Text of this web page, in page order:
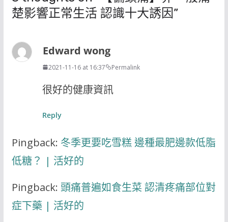
楚影響正常生活 認識十大誘因”
Edward wong
2021-11-16 at 16:37 Permalink
很好的健康資訊
Reply
Pingback: 冬季更要吃雪糕 邊種最肥邊款低脂
低糖？ | 活好的
Pingback: 頭痛普遍如食生菜 認清疼痛部位對
症下藥 | 活好的